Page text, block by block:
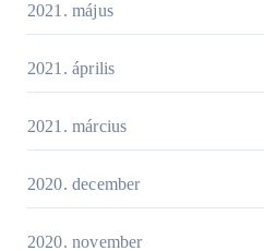
2021. május
2021. április
2021. március
2020. december
2020. november